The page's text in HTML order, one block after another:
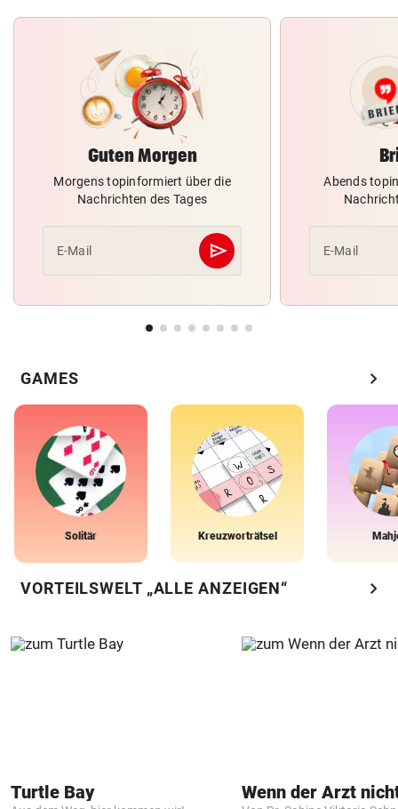
Guten Morgen
Morgens topinformiert über die
Nachrichten des Tages
E-Mail send
Abschicken
Abends
E-Mail
GAMES chevron_right
Solitär Kreuzworträtsel
VORTEILSWELT „ALLE ANZEIGEN“ chevron_right
Turtle Bay